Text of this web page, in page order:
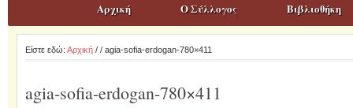
Αρχική Ο Σύλλογος Βιβλιοθήκη
Είστε εδώ: Αρχική/ / agia-sofia-erdogan-780×411
agia-sofia-erdogan-780×411